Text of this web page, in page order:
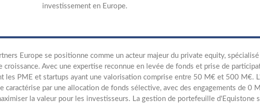
investissement en Europe.
Europe se positionne comme un acteur majeur du private equity,
croissance. Avec une expertise reconnue en levée de fonds et prise de
les PME et startups ayant une valorisation comprise entre 50 M€ et 500 M€.
caractérise par une allocation de fonds sélective, avec des engagements de 0
la valeur pour les investisseurs. La gestion de portefeuille d'Equistone